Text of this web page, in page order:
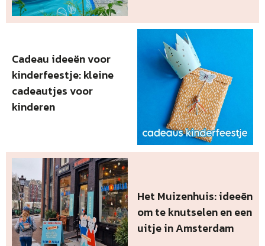
Cadeau ideeën voor
kinderfeestje: kleine
cadeautjes voor
kinderen
Het Muizenhuis: ideeën
om te knutselen en een
uitje in Amsterdam